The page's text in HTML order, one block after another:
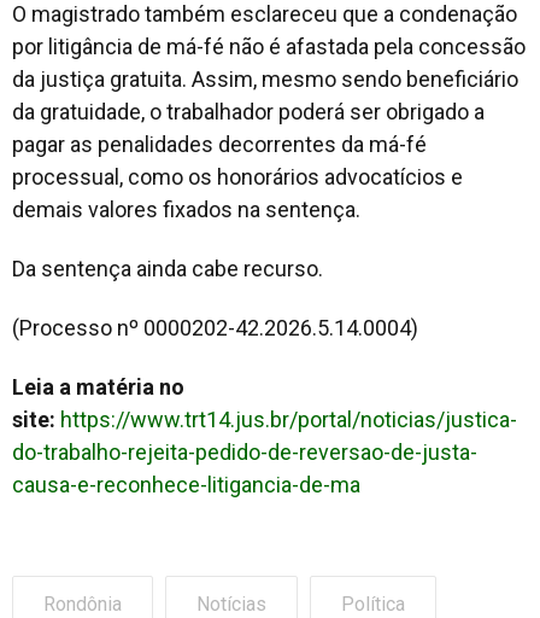
O magistrado também esclareceu que a condenação
por litigância de má-fé não é afastada pela concessão
da justiça gratuita. Assim, mesmo sendo beneficiário
da gratuidade, o trabalhador poderá ser obrigado a
pagar as penalidades decorrentes da má-fé
processual, como os honorários advocatícios e
demais valores fixados na sentença.
Da sentença ainda cabe recurso.
(Processo nº 0000202-42.2026.5.14.0004)
Leia a matéria no
site: https://www.trt14.jus.br/portal/noticias/justica-
do-trabalho-rejeita-pedido-de-reversao-de-justa-
causa-e-reconhece-litigancia-de-ma
Rondônia Notícias Política